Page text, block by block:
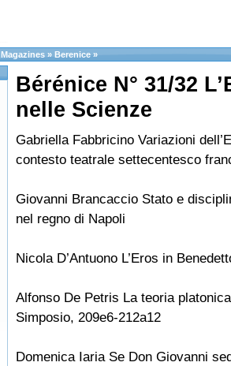
Magazines » Berenice »
Bérénice N° 31/32
nelle Scienze
Gabriella Fabbricino Variazioni
contesto teatrale settecentesco
Giovanni Brancaccio Stato e
nel regno di Napoli
Nicola D’Antuono L’Eros in
Alfonso De Petris La teoria
Simposio, 209e6-212a12
Domenica Iaria Se Don Giovanni